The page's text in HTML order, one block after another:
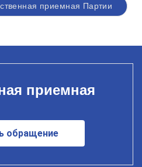
приемная Партии
приемная
обращение